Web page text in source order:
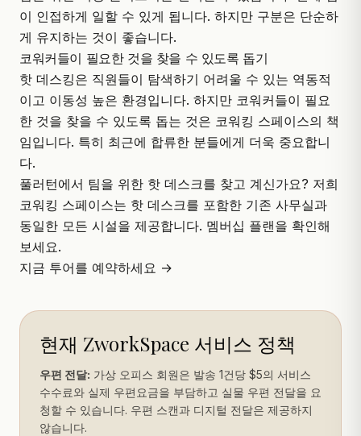
이 인접하게 일할 수 있게 됩니다. 하지만 구분은 단순하
게 유지하는 것이 좋습니다.
코워커들이 필요한 것을 찾을 수 있도록 돕기
핫 데스킹은 직원들이 탐색하기 어려울 수 있는 역동적
이고 이동성 높은 환경입니다. 하지만 코워커들이 필요
한 것을 찾을 수 있도록 돕는 것은 코워킹 스페이스의 책
임입니다. 특히 최근에 합류한 분들에게 더욱 중요합니
다.
풀러턴에서 팀을 위한 핫 데스크를 찾고 계신가요? 저희
코워킹 스페이스는 핫 데스크를 포함한 기존 사무실과
동일한 모든 시설을 제공합니다. 멤버십 플랜을 확인해
보세요.
지금 투어를 예약하세요 →
현재 ZworkSpace 서비스 정책
우편 전달: 가상 오피스 회원은 발송 1건당 $5의 서비스
수수료와 실제 우편요금을 부담하고 실물 우편 전달을 요
청할 수 있습니다. 우편 스캔과 디지털 전달은 제공하지
않습니다.